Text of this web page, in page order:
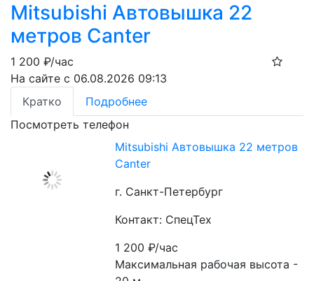
Mitsubishi Автовышка 22
метров Canter
1 200 ₽/час
На сайте с 06.08.2026 09:13
Кратко
Подробнее
Посмотреть телефон
Mitsubishi Автовышка 22 метров
Canter
г. Санкт-Петербург
Контакт: СпецТех
1 200₽/час
Максимальная рабочая высота -